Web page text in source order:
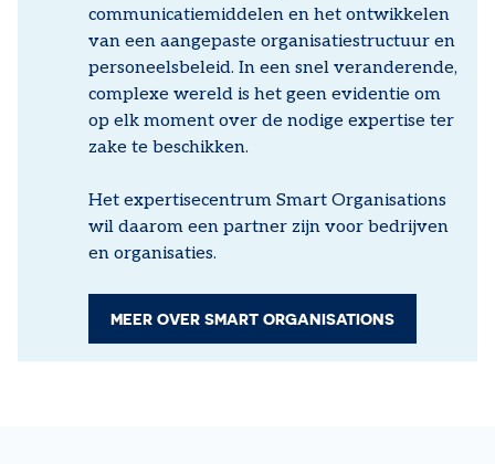
communicatiemiddelen en het ontwikkelen
van een aangepaste organisatiestructuur en
personeelsbeleid. In een snel veranderende,
complexe wereld is het geen evidentie om
op elk moment over de nodige expertise ter
zake te beschikken.
Het expertisecentrum Smart Organisations
wil daarom een partner zijn voor bedrijven
en organisaties.
MEER OVER SMART ORGANISATIONS